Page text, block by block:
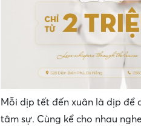
Mỗi dịp tết đến xuân là dịp để
tâm sự. Cùng kể cho nhau